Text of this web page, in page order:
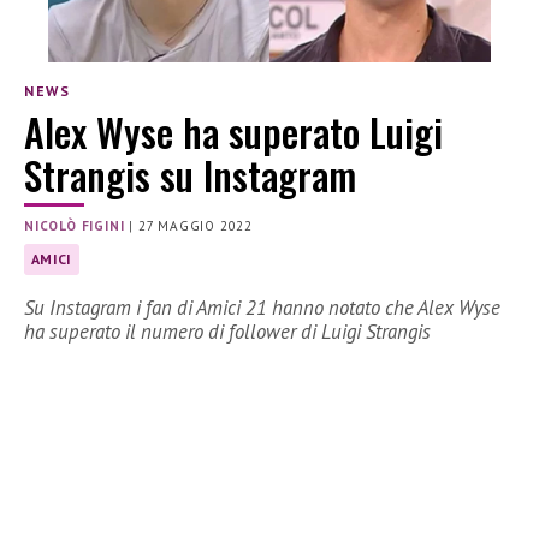
NEWS
Alex Wyse ha superato Luigi
Strangis su Instagram
NICOLÒ FIGINI | 27 MAGGIO 2022
AMICI
Su Instagram i fan di Amici 21 hanno notato che Alex Wyse
ha superato il numero di follower di Luigi Strangis